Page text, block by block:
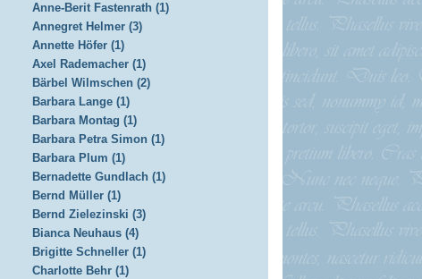
Anne-Berit Fastenrath (1)
Annegret Helmer (3)
Annette Höfer (1)
Axel Rademacher (1)
Bärbel Wilmschen (2)
Barbara Lange (1)
Barbara Montag (1)
Barbara Petra Simon (1)
Barbara Plum (1)
Bernadette Gundlach (1)
Bernd Müller (1)
Bernd Zielezinski (3)
Bianca Neuhaus (4)
Brigitte Schneller (1)
Charlotte Behr (1)